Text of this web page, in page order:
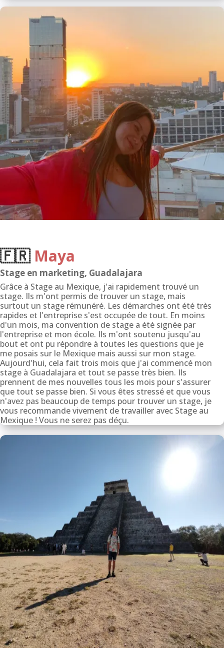
🇫🇷 Maya
Stage en marketing, Guadalajara
Grâce à Stage au Mexique, j'ai rapidement trouvé un
stage. Ils m'ont permis de trouver un stage, mais
surtout un stage rémunéré. Les démarches ont été très
rapides et l'entreprise s'est occupée de tout. En moins
d'un mois, ma convention de stage a été signée par
l'entreprise et mon école. Ils m'ont soutenu jusqu'au
bout et ont pu répondre à toutes les questions que je
me posais sur le Mexique mais aussi sur mon stage.
Aujourd'hui, cela fait trois mois que j'ai commencé mon
stage à Guadalajara et tout se passe très bien. Ils
prennent de mes nouvelles tous les mois pour s'assurer
que tout se passe bien. Si vous êtes stressé et que vous
n'avez pas beaucoup de temps pour trouver un stage, je
vous recommande vivement de travailler avec Stage au
Mexique ! Vous ne serez pas déçu.